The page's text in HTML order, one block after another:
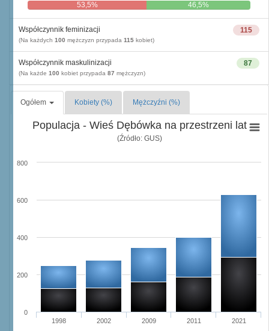
53,5% 46,5%
115
Współczynnik feminizacji
(Na każdych 100 mężczyzn przypada 115 kobiet)
87
Współczynnik maskulinizacji
(Na każde 100 kobiet przypada 87 mężczyzn)
Ogółem Kobiety (%) Mężczyźni (%)
Populacja - Wieś Dębówka na przestrzeni lat
(Źródło: GUS)
1998 2002 2009 2011 2021
0
200
400
600
800